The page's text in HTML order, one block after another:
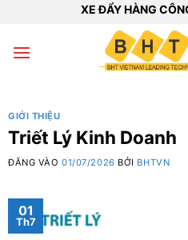
nội
XE ĐẨY HÀNG
GIỚI THIỆU
Triết Lý Kinh Doanh
ĐĂNG VÀO01/07/2026 BỞI BHTVN
01
Th7